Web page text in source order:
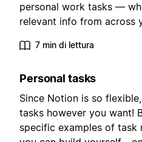
personal work tasks —
relevant info from across
7 min di lettura
Personal tasks
Since Notion is so
tasks however you want!
specific examples of task